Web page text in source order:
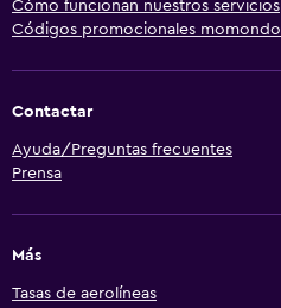
Cómo funcionan nuestros servicios
Códigos promocionales momondo
Contactar
Ayuda/Preguntas frecuentes
Prensa
Más
Tasas de aerolíneas